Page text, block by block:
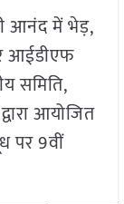
आनंद में भेड़,
आईडीएफ
समिति,
आयोजित
पर 9वीं